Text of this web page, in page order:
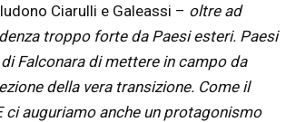
Ciarulli e Galeassi – oltre ad
troppo forte da Paesi esteri. Paesi
Falconara di mettere in campo da
della vera transizione. Come il
auguriamo anche un protagonismo